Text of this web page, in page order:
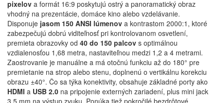
pixelov a formát 16:9 poskytujú ostrý a panoramatický obraz
vhodný na prezentácie, domáce kino alebo vzdelávanie.
Disponuje jasom 150 ANSI lúmenov a kontrastom 2000:1, ktoré
zabezpečujú dobrú viditeľnosť pri kontrolovanom osvetlení,
premieta obrazovky od 40 do 150 palcov s optimálnou
vzdialenosťou 1,68 metra, nastaviteľnou medzi 1,2 a 4 metrami.
Zaostrovanie je manuálne a má otočnú funkciu až do 180° pre
premietanie na strop alebo stenu, doplnenú o vertikálnu korekciu
obrazu ±40°. Čo sa týka konektivity, obsahuje základné porty ako
HDMI a USB 2.0 na pripojenie externých zariadení, plus mini jack
3,5 mm na výstup zvuku. Ponúka tiež pokročilé bezdrôtové